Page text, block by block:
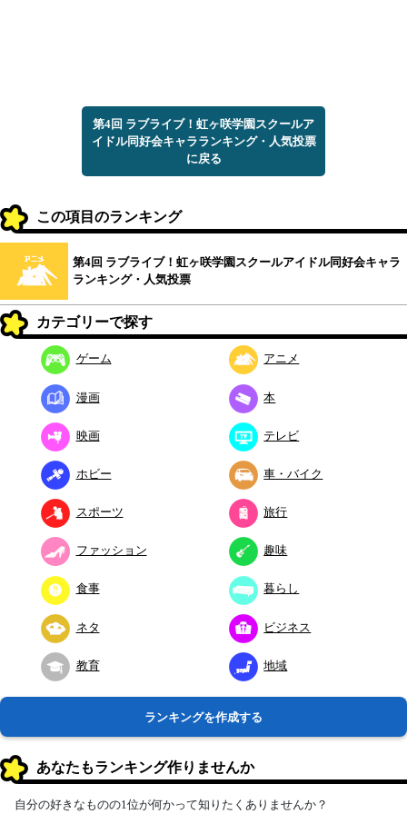
第4回 ラブライブ！虹ヶ咲学園スクールア
イドル同好会キャラランキング・人気投票
に戻る
この項目のランキング
第4回 ラブライブ！虹ヶ咲学園スクールアイドル同好会キャラ
ランキング・人気投票
カテゴリーで探す
ゲーム アニメ
漫画 本
映画 テレビ
ホビー 車・バイク
スポーツ 旅行
ファッション 趣味
食事 暮らし
ネタ ビジネス
教育 地域
ランキングを作成する
あなたもランキング作りませんか
自分の好きなものの1位が何かって知りたくありませんか？